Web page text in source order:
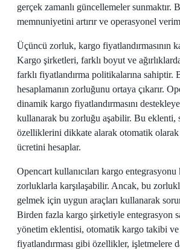
gerçek zamanlı güncellemeler sunmaktır.
memnuniyetini artırır ve operasyonel
Üçüncü zorluk, kargo fiyatlandırmasının
Kargo şirketleri, farklı boyut ve
farklı fiyatlandırma politikalarına sahiptir.
hesaplamanın zorluğunu ortaya çıkarır.
dinamik kargo fiyatlandırmasını
kullanarak bu zorluğu aşabilir. Bu eklenti,
özelliklerini dikkate alarak otomatik
ücretini hesaplar.
Opencart kullanıcıları kargo entegrasyonu
zorluklarla karşılaşabilir. Ancak, bu
gelmek için uygun araçları kullanarak
Birden fazla kargo şirketiyle entegrasyon
yönetim eklentisi, otomatik kargo takibi
fiyatlandırması gibi özellikler, işletmelere